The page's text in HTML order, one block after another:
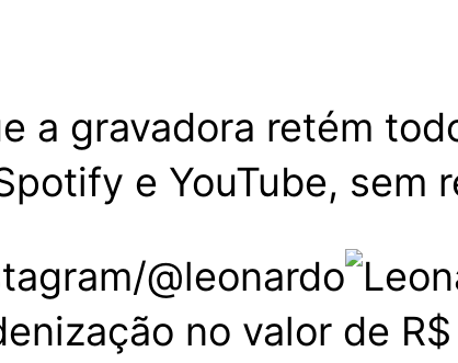
a gravadora retém
e YouTube, sem
@leonardo
no valor de